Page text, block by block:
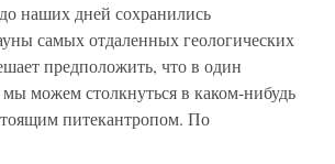
наших дней сохранились
самых отдаленных геологических
предположить, что в один
можем столкнуться в каком-нибудь
питекантропом. По